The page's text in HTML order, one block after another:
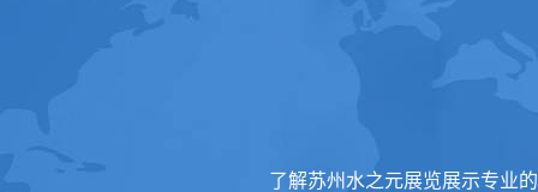
了解苏州水之元展览展示专业